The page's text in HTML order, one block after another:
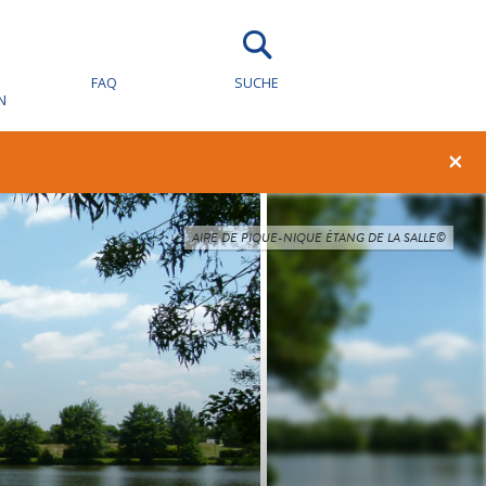
FAQ SUCHE
×
AIRE DE PIQUE-NIQUE ÉTANG DE LA SALLE©